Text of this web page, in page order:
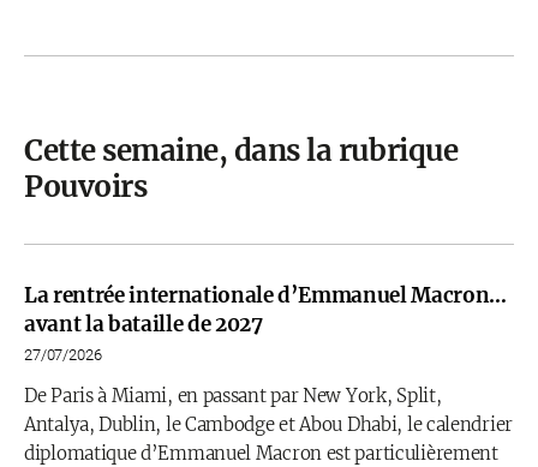
Cette semaine, dans la rubrique
Pouvoirs
La rentrée internationale d’Emmanuel Macron…
avant la bataille de 2027
27/07/2026
De Paris à Miami, en passant par New York, Split,
Antalya, Dublin, le Cambodge et Abou Dhabi, le calendrier
diplomatique d’Emmanuel Macron est particulièrement